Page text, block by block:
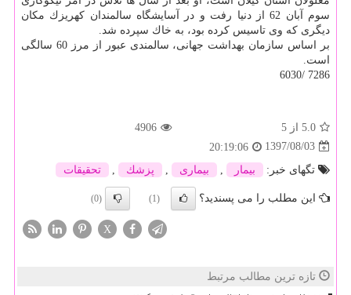
سوم آبان 62 از دنیا رفت و در آسایشگاه سالمندان كهریزك مكان
دیگری كه وی تاسیس كرده بود، به خاك سپرده شد.
بر اساس سازمان بهداشت جهانی، سالمندی عبور از مرز 60 سالگی
است.
7286 /6030
5.0 از 5
4906
1397/08/03
20:19:06
تگهای خبر:
بیمار بیماری پزشك تحقیقات
این مطلب را می پسندید؟ (1)
(0)
X
تازه ترین مطالب مرتبط